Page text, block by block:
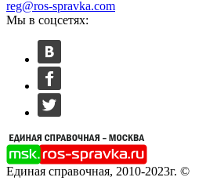
reg@ros-spravka.com
Мы в соцсетях:
Единая справочная, 2010-2023г. ©